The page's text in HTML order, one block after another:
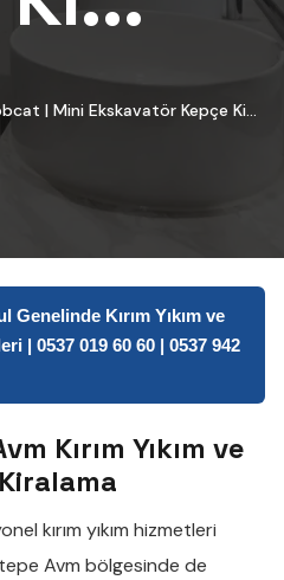
| Mini Ekskavatör Kepçe Ki...
Kırım Yıkım ve
| 0537 019 60 60 | 0537 942
Kırım Yıkım ve
kırım yıkım hizmetleri
Avm bölgesinde de